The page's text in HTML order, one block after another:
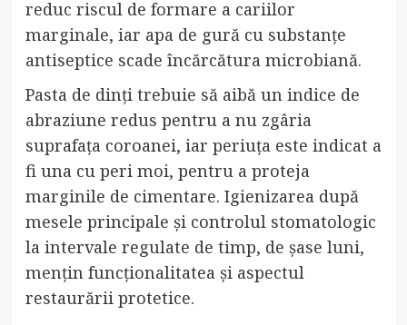
reduc riscul de formare a cariilor
marginale, iar apa de gură cu substanțe
antiseptice scade încărcătura microbiană.
Pasta de dinți trebuie să aibă un indice de
abraziune redus pentru a nu zgâria
suprafața coroanei, iar periuța este indicat a
fi una cu peri moi, pentru a proteja
marginile de cimentare. Igienizarea după
mesele principale și controlul stomatologic
la intervale regulate de timp, de șase luni,
mențin funcționalitatea și aspectul
restaurării protetice.